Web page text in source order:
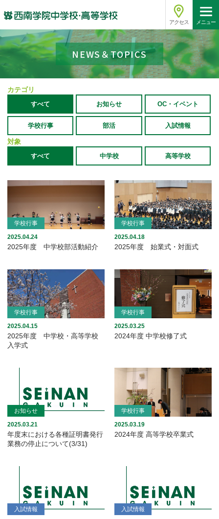
アクセス メニュー
NEWS＆TOPICS
カテゴリ
すべて お知らせ OC・イベント
学校行事 部活 入試情報
対象
すべて 中学校 高等学校
学校行事
2025.04.24
2025年度 中学校部活動紹介
学校行事
2025.04.18
2025年度 始業式・対面式
学校行事
2025.04.15
2025年度 中学校・高等学校
入学式
学校行事
2025.03.25
2024年度 中学校修了式
お知らせ
2025.03.21
年度末における各種証明書発行
業務の停止について(3/31)
学校行事
2025.03.19
2024年度 高等学校卒業式
入試情報
入試情報